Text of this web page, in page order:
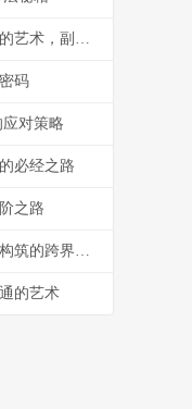
和平精英如何标记目标人物，战术视野的艺术，副标题，从新手到大师的标记进阶之路
码
对策略
必经之路
之路
**我的世界手机版传送门怎么做，方块构筑的跨界奇迹副标题**
的艺术